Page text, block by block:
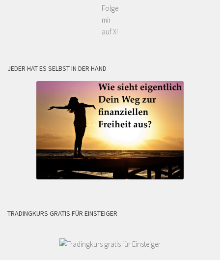
Folge
mir
auf X!
JEDER HAT ES SELBST IN DER HAND
TRADINGKURS GRATIS FÜR EINSTEIGER